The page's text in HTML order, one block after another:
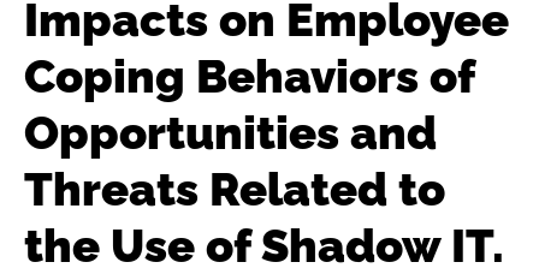
Impacts on Employee
Coping Behaviors of
Opportunities and
Threats Related to
the Use of Shadow IT.